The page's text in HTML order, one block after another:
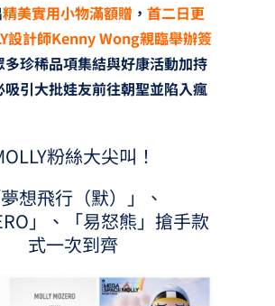
精美實用小物滿額贈 ， 首二日更
設計師Kenny Wong親臨舉辦簽
多珍稀品項集結與好康活動加持
吸引大批娃友前往朝聖並陷入瘋
粉絲大尖叫！
夢想飛行（默）」、
」、「易怒熊」搶手款
式一次到齊